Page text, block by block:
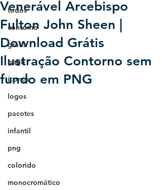
todos
contorno
grátis
pago
ícones
logos
pacotes
infantil
png
colorido
monocromático
Venerável Arcebispo
Fulton John Sheen |
Download Grátis
Ilustração Contorno sem
fundo em PNG